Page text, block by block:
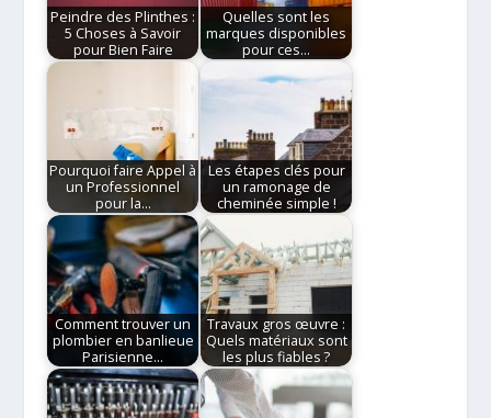
Peindre des Plinthes :
5 Choses à Savoir
pour Bien Faire
Quelles sont les
marques disponibles
pour ces…
Pourquoi faire Appel à
un Professionnel
pour la…
Les étapes clés pour
un ramonage de
cheminée simple !
Comment trouver un
plombier en banlieue
Parisienne…
Travaux gros œuvre :
Quels matériaux sont
les plus fiables ?